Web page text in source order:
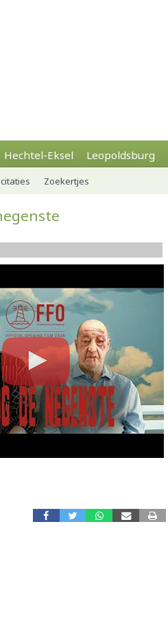
Hechtel-Eksel Leopoldsburg
Zoekertjes